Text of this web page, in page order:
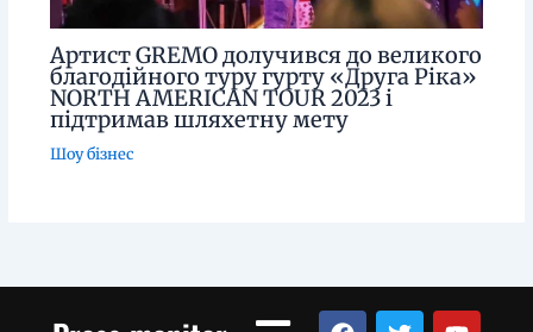
Артист GREMO долучився до великого
благодійного туру гурту «Друга Ріка»
NORTH AMERICAN TOUR 2023 і
підтримав шляхетну мету
Шоу бізнес
Menu
F
T
Y